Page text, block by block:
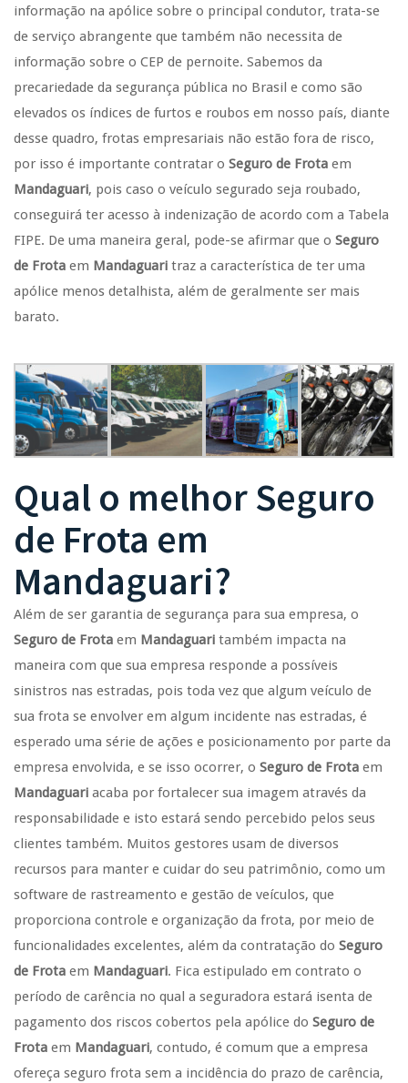
informação na apólice sobre o principal condutor, trata-se
de serviço abrangente que também não necessita de
informação sobre o CEP de pernoite. Sabemos da
precariedade da segurança pública no Brasil e como são
elevados os índices de furtos e roubos em nosso país, diante
desse quadro, frotas empresariais não estão fora de risco,
por isso é importante contratar o Seguro de Frota em
Mandaguari, pois caso o veículo segurado seja roubado,
conseguirá ter acesso à indenização de acordo com a Tabela
FIPE. De uma maneira geral, pode-se afirmar que o Seguro
de Frota em Mandaguari traz a característica de ter uma
apólice menos detalhista, além de geralmente ser mais
barato.
Qual o melhorSeguro
de Frota em
Mandaguari?
Além de ser garantia de segurança para sua empresa, o
Seguro de Frota em Mandaguari também impacta na
maneira com que sua empresa responde a possíveis
sinistros nas estradas, pois toda vez que algum veículo de
sua frota se envolver em algum incidente nas estradas, é
esperado uma série de ações e posicionamento por parte da
empresa envolvida, e se isso ocorrer, o Seguro de Frota em
Mandaguari acaba por fortalecer sua imagem através da
responsabilidade e isto estará sendo percebido pelos seus
clientes também. Muitos gestores usam de diversos
recursos para manter e cuidar do seu patrimônio, como um
software de rastreamento e gestão de veículos, que
proporciona controle e organização da frota, por meio de
funcionalidades excelentes, além da contratação do Seguro
de Frota em Mandaguari. Fica estipulado em contrato o
período de carência no qual a seguradora estará isenta de
pagamento dos riscos cobertos pela apólice do Seguro de
Frota em Mandaguari, contudo, é comum que a empresa
ofereça seguro frota sem a incidência do prazo de carência,